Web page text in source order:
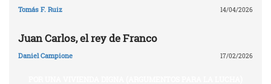
Tomás F. Ruiz 14/04/2026
Juan Carlos, el rey de Franco
Daniel Campione 17/02/2026